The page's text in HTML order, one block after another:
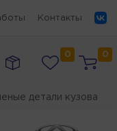
Контакты
0 0
детали кузова